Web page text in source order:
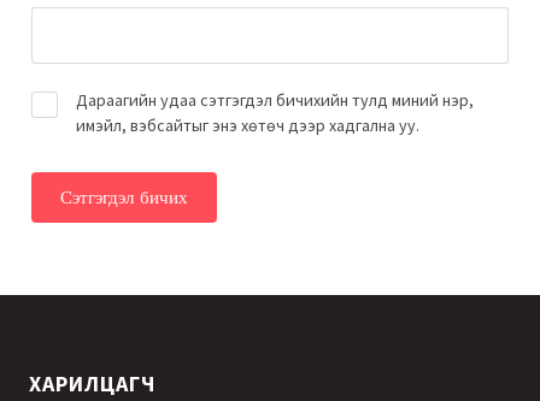
Дараагийн удаа сэтгэгдэл бичихийн тулд миний нэр,
имэйл, вэбсайтыг энэ хөтөч дээр хадгална уу.
ХАРИЛЦАГЧ